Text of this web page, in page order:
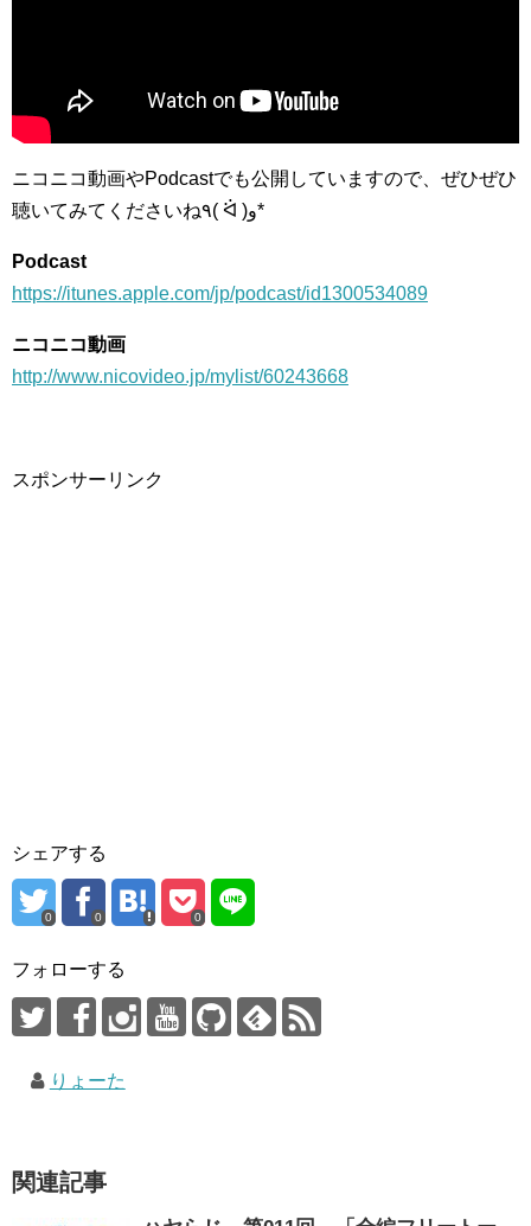
ニコニコ動画やPodcastでも公開していますので、ぜひぜひ
聴いてみてくださいね٩( ᐛ )و*
Podcast
https://itunes.apple.com/jp/podcast/id1300534089
ニコニコ動画
http://www.nicovideo.jp/mylist/60243668
スポンサーリンク
シェアする
0 0 0
フォローする
りょーた
関連記事